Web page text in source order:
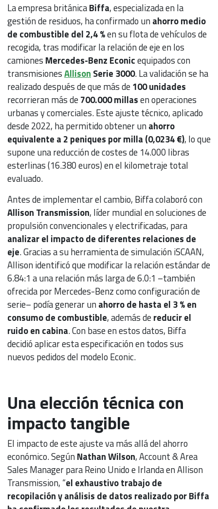
La empresa británicaBiffa, especializada en la
gestión de residuos, ha confirmado unahorro medio
de combustible del 2,4 %en su flota de vehículos de
recogida, tras modificar la relación de eje en los
camiones Mercedes-Benz Econicequipados con
transmisionesAllison Serie 3000. La validación se ha
realizado después de que más de100 unidades
recorrieran más de700.000 millasen operaciones
urbanas y comerciales. Este ajuste técnico, aplicado
desde 2022, ha permitido obtener unahorro
equivalente a 2 peniques por milla (0,0234 €), lo que
supone una reducción de costes de 14.000 libras
esterlinas (16.380 euros) en el kilometraje total
evaluado.
Antes de implementar el cambio, Biffa colaboró con
Allison Transmission, líder mundial en soluciones de
propulsión convencionales y electrificadas, para
analizar el impacto de diferentes relaciones de
eje. Gracias a su herramienta de simulación iSCAAN,
Allison identificó que modificar la relación estándar de
6.84:1 a una relación más larga de 6.0:1 –también
ofrecida por Mercedes-Benz como configuración de
serie– podía generar unahorro de hasta el 3 % en
consumo de combustible, además dereducir el
ruido en cabina. Con base en estos datos, Biffa
decidió aplicar esta especificación en todos sus
nuevos pedidos del modelo Econic.
Una elección técnica con
impacto tangible
El impacto de este ajuste va más allá del ahorro
económico. SegúnNathan Wilson, Account & Area
Sales Manager para Reino Unido e Irlanda en Allison
Transmission, “el exhaustivo trabajo de
recopilación y análisis de datos realizado por Biffa